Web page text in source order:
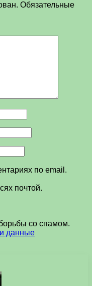
Обязательные
по email.
почтой.
со спамом.
данные